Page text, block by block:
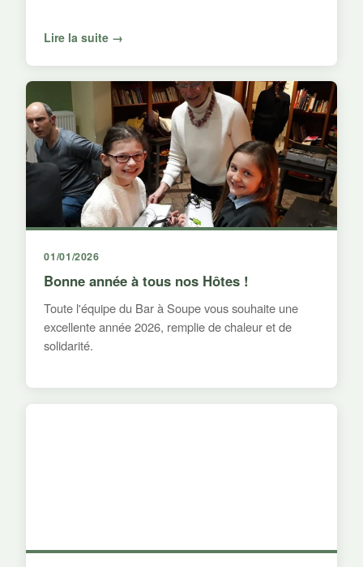
Lire la suite →
01/01/2026
Bonne année à tous nos Hôtes !
Toute l'équipe du Bar à Soupe vous souhaite une
excellente année 2026, remplie de chaleur et de
solidarité.